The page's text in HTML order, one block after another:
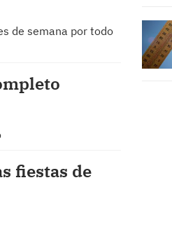
de semana por todo
fiestas de